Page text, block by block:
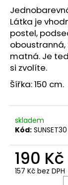
hvězdiček.
Látka je
postel,
oboustranná,
matná. Je
si zvolíte.
Šířka: 150 cm.
skladem
Kód: SUNSET30
190 Kč
157 Kč bez DPH
D
o
o
u
u
e